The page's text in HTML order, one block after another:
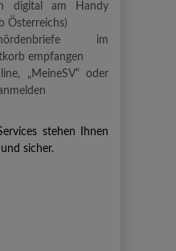
digital am Handy
Österreichs)
im
empfangen
„MeineSV“ oder
stehen Ihnen
sicher.